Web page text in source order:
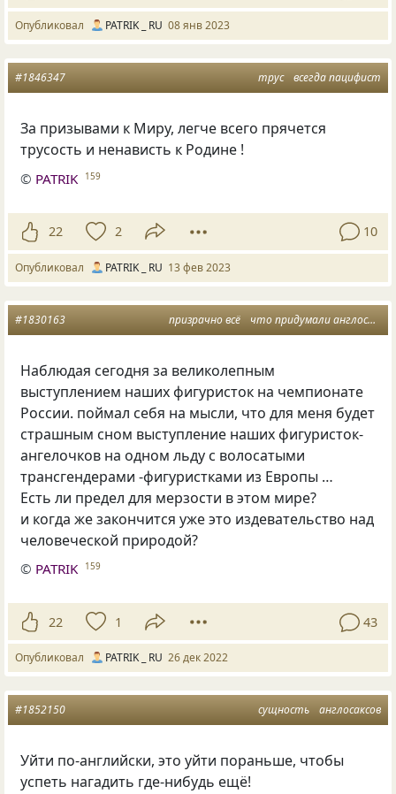
Опубликовал PATRIK _ RU 08 янв 2023
трус всегда пацифист
#1846347
За призывами к Миру, легче всего прячется
трусость и ненависть к Родине !
© PATRIK 159
22 2 10
Опубликовал PATRIK _ RU 13 фев 2023
призрачно всё что придумали англосаксы
#1830163
Наблюдая сегодня за великолепным
выступлением наших фигуристок на чемпионате
России. поймал себя на мысли, что для меня будет
страшным сном выступление наших фигуристок-
ангелочков на одном льду с волосатыми
трансгендерами -фигуристками из Европы …
Есть ли предел для мерзости в этом мире?
и когда же закончится уже это издевательство над
человеческой природой?
© PATRIK 159
22 1 43
Опубликовал PATRIK _ RU 26 дек 2022
сущность англосаксов
#1852150
Уйти по-английски, это уйти пораньше, чтобы
успеть нагадить где-нибудь ещё!